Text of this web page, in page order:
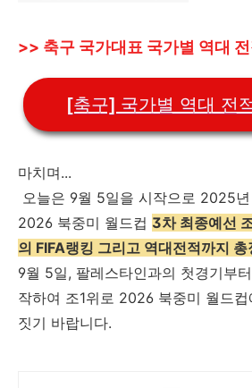
>> 축구 국가대표 국가별 역대 전
[축구] 국가별 역대 전
마치며...
오늘은 9월 5일을 시작으로 2025
2026 북중미 월드컵 3차 최종예선
의 FIFA랭킹 그리고 역대전적까지 총
9월 5일, 팔레스타인과의 첫경기부
작하여 조1위로 2026 북중미 월드
짓기 바랍니다.